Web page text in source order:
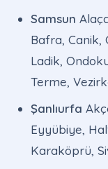
Samsun
Bafra, Canik,
Ladik,
Terme,
Şanlıurfa
Eyyübiye,
Karaköprü,